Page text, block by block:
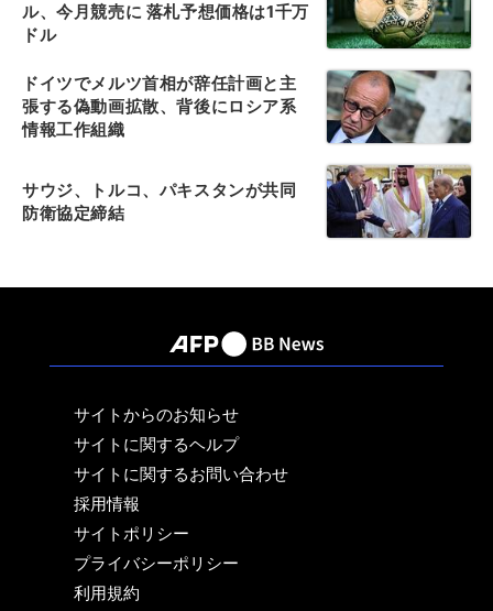
ル、今月競売に 落札予想価格は1千万
ドル
ドイツでメルツ首相が辞任計画と主
張する偽動画拡散、背後にロシア系
情報工作組織
サウジ、トルコ、パキスタンが共同
防衛協定締結
サイトからのお知らせ
サイトに関するヘルプ
サイトに関するお問い合わせ
採用情報
サイトポリシー
プライバシーポリシー
利用規約